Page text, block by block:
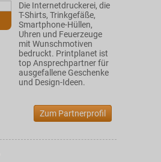
Die Internetdruckerei, die
T-Shirts, Trinkgefäße,
Smartphone-Hüllen,
Uhren und Feuerzeuge
mit Wunschmotiven
bedruckt. Printplanet ist
top Ansprechpartner für
ausgefallene Geschenke
und Design-Ideen.
Zum Partnerprofil